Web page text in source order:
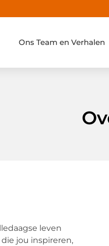
Ons Team en Verhalen
leven
jou inspireren,